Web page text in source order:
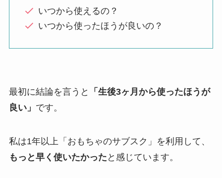
いつから使えるの？
いつから使ったほうが良いの？
最初に結論を言うと
「生後3ヶ月から使ったほうが
良い」 です。
私は1年以上「おもちゃのサブスク」を利用して、
もっと早く使いたかった と感じています。